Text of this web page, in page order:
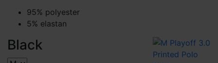
95% polyester
5% elastan
Black